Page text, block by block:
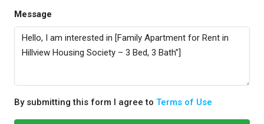
Message
By submitting this form I agree to Terms of Use